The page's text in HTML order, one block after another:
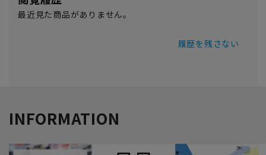
最近見た商品がありません。
履歴を残さない
INFORMATION